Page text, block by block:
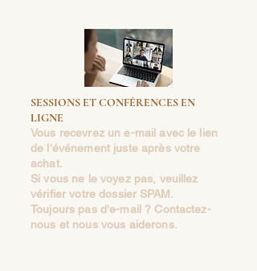
SESSIONS ET CONFÉRENCES EN
LIGNE
Vous recevrez un e-mail avec le lien
de l'événement juste après votre
achat.
Si vous ne le voyez pas, veuillez
vérifier votre dossier SPAM.
Toujours pas d'e-mail ? Contactez-
nous et nous vous aiderons.